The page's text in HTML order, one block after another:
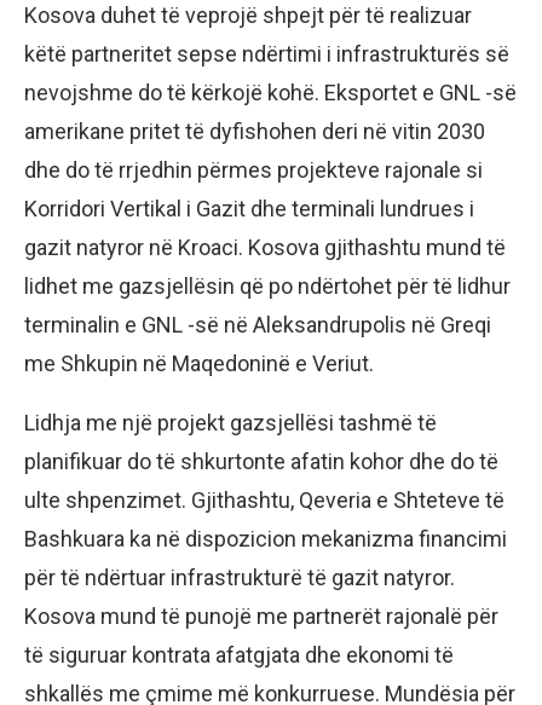
Kosova duhet të veprojë shpejt për të realizuar
këtë partneritet sepse ndërtimi i infrastrukturës së
nevojshme do të kërkojë kohë. Eksportet e GNL -së
amerikane pritet të dyfishohen deri në vitin 2030
dhe do të rrjedhin përmes projekteve rajonale si
Korridori Vertikal i Gazit dhe terminali lundrues i
gazit natyror në Kroaci. Kosova gjithashtu mund të
lidhet me gazsjellësin që po ndërtohet për të lidhur
terminalin e GNL -së në Aleksandrupolis në Greqi
me Shkupin në Maqedoninë e Veriut.
Lidhja me një projekt gazsjellësi tashmë të
planifikuar do të shkurtonte afatin kohor dhe do të
ulte shpenzimet. Gjithashtu, Qeveria e Shteteve të
Bashkuara ka në dispozicion mekanizma financimi
për të ndërtuar infrastrukturë të gazit natyror.
Kosova mund të punojë me partnerët rajonalë për
të siguruar kontrata afatgjata dhe ekonomi të
shkallës me çmime më konkurruese. Mundësia për